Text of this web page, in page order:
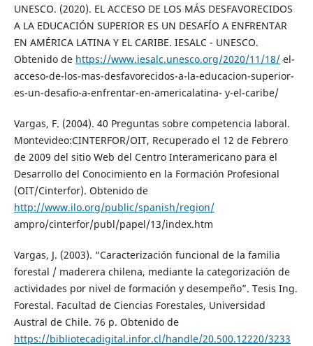
UNESCO. (2020). EL ACCESO DE LOS MÁS DESFAVORECIDOS
A LA EDUCACIÓN SUPERIOR ES UN DESAFÍO A ENFRENTAR
EN AMÉRICA LATINA Y EL CARIBE. IESALC - UNESCO.
Obtenido de https://www.iesalc.unesco.org/2020/11/18/el-
acceso-de-los-mas-desfavorecidos-a-la-educacion-superior-
es-un-desafio-a-enfrentar-en-americalatina- y-el-caribe/
Vargas, F. (2004). 40 Preguntas sobre competencia laboral.
Montevideo:CINTERFOR/OIT, Recuperado el 12 de Febrero
de 2009 del sitio Web del Centro Interamericano para el
Desarrollo del Conocimiento en la Formación Profesional
(OIT/Cinterfor). Obtenido de
http://www.ilo.org/public/spanish/region/
ampro/cinterfor/publ/papel/13/index.htm
Vargas, J. (2003). “Caracterización funcional de la familia
forestal / maderera chilena, mediante la categorización de
actividades por nivel de formación y desempeño”. Tesis Ing.
Forestal. Facultad de Ciencias Forestales, Universidad
Austral de Chile. 76 p. Obtenido de
https://bibliotecadigital.infor.cl/handle/20.500.12220/3233